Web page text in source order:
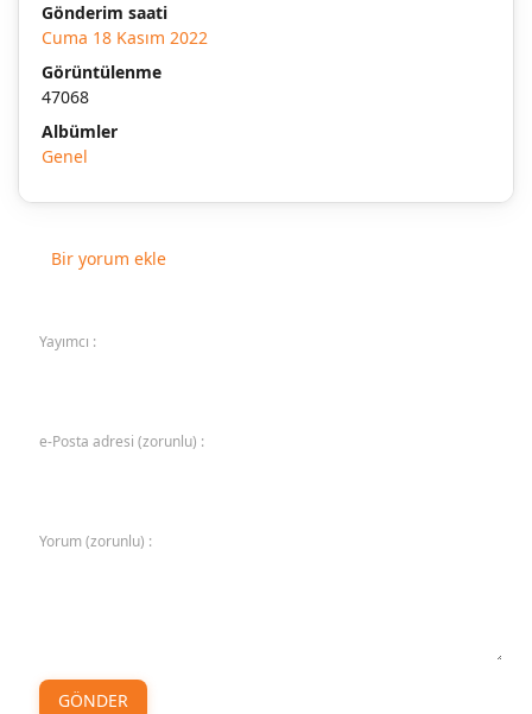
Gönderim saati
Cuma 18 Kasım 2022
Görüntülenme
47068
Albümler
Genel
Bir yorum ekle
Yayımcı :
e-Posta adresi (zorunlu) :
Yorum (zorunlu) :
GÖNDER